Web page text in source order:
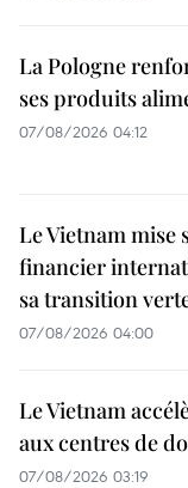
La Pologne
ses produits
07/08/2026 04:12
Le Vietnam mise
financier
sa transition
07/08/2026 04:00
Le Vietnam
aux centres de
07/08/2026 03:19